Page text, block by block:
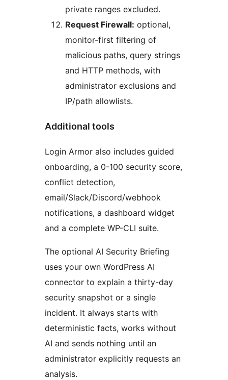
private ranges excluded.
Request Firewall: optional,
monitor-first filtering of
malicious paths, query strings
and HTTP methods, with
administrator exclusions and
IP/path allowlists.
Additional tools
Login Armor also includes guided
onboarding, a 0-100 security score,
conflict detection,
email/Slack/Discord/webhook
notifications, a dashboard widget
and a complete WP-CLI suite.
The optional AI Security Briefing
uses your own WordPress AI
connector to explain a thirty-day
security snapshot or a single
incident. It always starts with
deterministic facts, works without
AI and sends nothing until an
administrator explicitly requests an
analysis.